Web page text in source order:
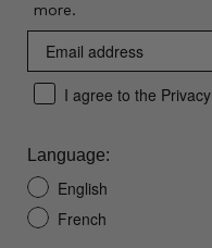
more.
I agree to the
Language:
English
French